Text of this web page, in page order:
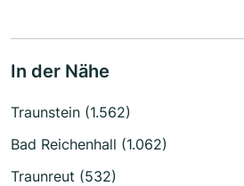
In der Nähe
Traunstein (1.562)
Bad Reichenhall (1.062)
Traunreut (532)